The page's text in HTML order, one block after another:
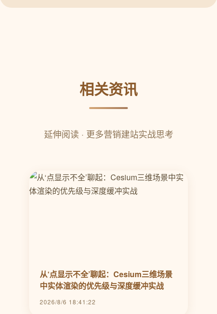
相关资讯
延伸阅读 · 更多营销建站实战思考
从‘点显示不全’聊起：Cesium三维场景
中实体渲染的优先级与深度缓冲实战
2026/8/6 18:41:22